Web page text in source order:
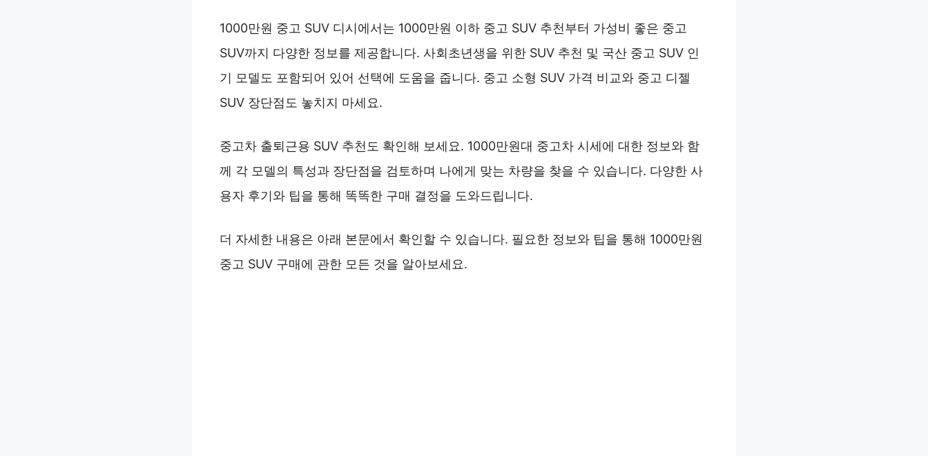
1000만원 중고 SUV 디시에서는 1000만원 이하 중고 SUV 추천부터 가성비 좋은 중고
SUV까지 다양한 정보를 제공합니다. 사회초년생을 위한 SUV 추천 및 국산 중고 SUV 인
기 모델도 포함되어 있어 선택에 도움을 줍니다. 중고 소형 SUV 가격 비교와 중고 디젤
SUV 장단점도 놓치지 마세요.
중고차 출퇴근용 SUV 추천도 확인해 보세요. 1000만원대 중고차 시세에 대한 정보와 함
께 각 모델의 특성과 장단점을 검토하며 나에게 맞는 차량을 찾을 수 있습니다. 다양한 사
용자 후기와 팁을 통해 똑똑한 구매 결정을 도와드립니다.
더 자세한 내용은 아래 본문에서 확인할 수 있습니다. 필요한 정보와 팁을 통해 1000만원
중고 SUV 구매에 관한 모든 것을 알아보세요.